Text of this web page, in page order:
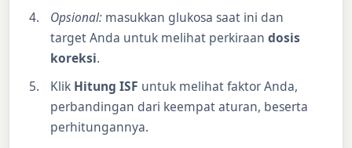
Opsional: masukkan glukosa saat ini dan
target Anda untuk melihat perkiraandosis
koreksi.
Klik Hitung ISF untuk melihat faktor Anda,
perbandingan dari keempat aturan, beserta
perhitungannya.